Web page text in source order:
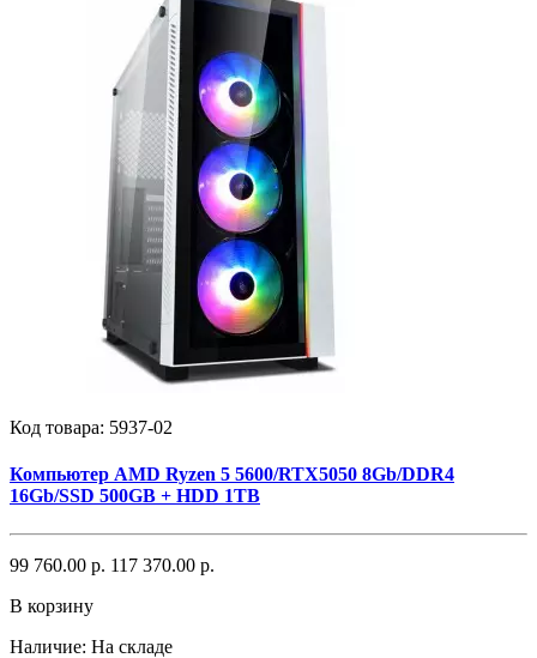
Код товара: 5937-02
Компьютер AMD Ryzen 5 5600/RTX5050 8Gb/DDR4
16Gb/SSD 500GB + HDD 1TB
99 760.00 р. 117 370.00 р.
В корзину
Наличие: На складе